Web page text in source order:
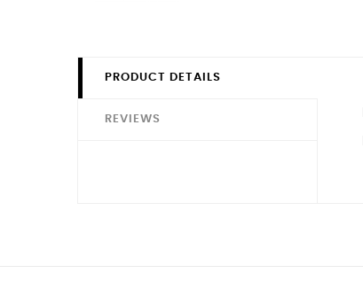
PRODUCT DETAILS
REVIEWS